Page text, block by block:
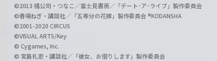
©2013 橘公司・つなこ／富士見書房／「デート･ア･ライブ」製作委員会
©春場ねぎ・講談社／「五等分の花嫁」製作委員会 ®KODANSHA
©2001-2020 CIRCUS
©VISUAL ARTS/Key
© Cygames, Inc.
© 宮島礼吏・講談社／「彼女、お借りします」製作委員会